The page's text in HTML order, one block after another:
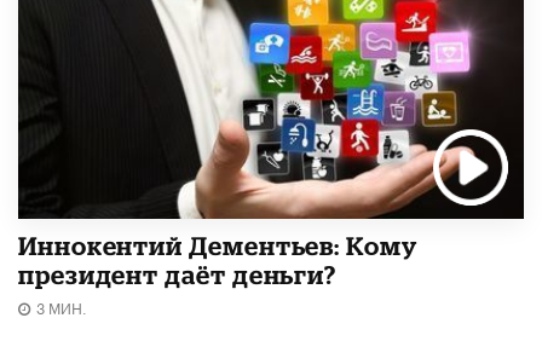
Иннокентий Дементьев: Кому
президент даёт деньги?
3 МИН.